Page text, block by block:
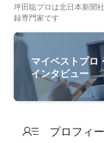
坪田聡プロは北日本新聞
録専門家です
マイベストプロ
インタビュー
プロフィ